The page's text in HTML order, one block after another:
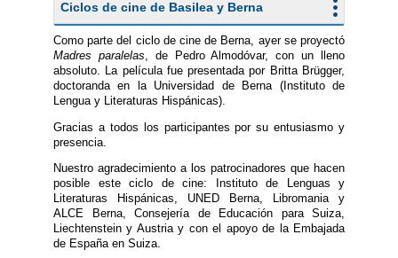
Ciclos de cine de Basilea y Berna
Como parte del ciclo de cine de Berna, ayer se proyectó
Madres paralelas , de Pedro Almodóvar, con un lleno
absoluto. La película fue presentada por Britta Brügger,
doctoranda en la Universidad de Berna (Instituto de
Lengua y Literaturas Hispánicas).
Gracias a todos los participantes por su entusiasmo y
presencia.
Nuestro agradecimiento a los patrocinadores que hacen
posible este ciclo de cine: Instituto de Lenguas y
Literaturas Hispánicas, UNED Berna, Libromania y
ALCE Berna, Consejería de Educación para Suiza,
Liechtenstein y Austria y con el apoyo de la Embajada
de España en Suiza.